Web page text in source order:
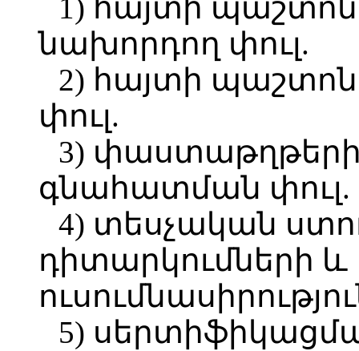
1) հայտի
նախորդող փուլ.
2) հայտի
փուլ.
3) փաստաթղթերի
գնահատման փուլ.
4) տեսչական
դիտարկումների և
5)